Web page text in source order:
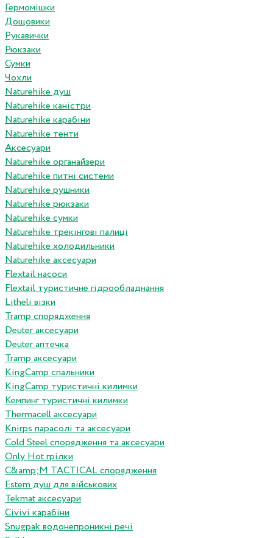
Гермомішки
Дощовики
Рукавички
Рюкзаки
Сумки
Чохли
Naturehike душ
Naturehike каністри
Naturehike карабіни
Naturehike тенти
Аксесуари
Naturehike органайзери
Naturehike питні системи
Naturehike рушники
Naturehike рюкзаки
Naturehike сумки
Naturehike трекінгові палиці
Naturehike холодильники
Naturehike аксесуари
Flextail насоси
Flextail туристичне гідрообладнання
Litheli візки
Tramp спорядження
Deuter аксесуари
Deuter аптечка
Tramp аксесуари
KingCamp спальники
KingCamp туристичні килимки
Кемпинг туристичні килимки
Thermacell аксесуари
Knirps парасолі та аксесуари
Cold Steel спорядження та аксесуари
Only Hot грілки
C&amp;M TACTICAL спорядження
Estem душ для військових
Tekmat аксесуари
Сivivi карабіни
Snugpak водонепроникні речі